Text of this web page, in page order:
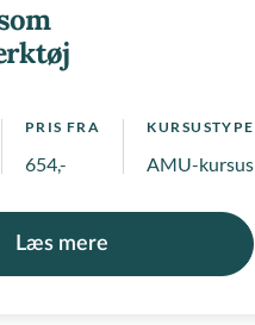
PRIS FRA
654,-
KURSUSTYPE
AMU-kursus
Læs mere